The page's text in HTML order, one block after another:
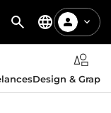
Design &